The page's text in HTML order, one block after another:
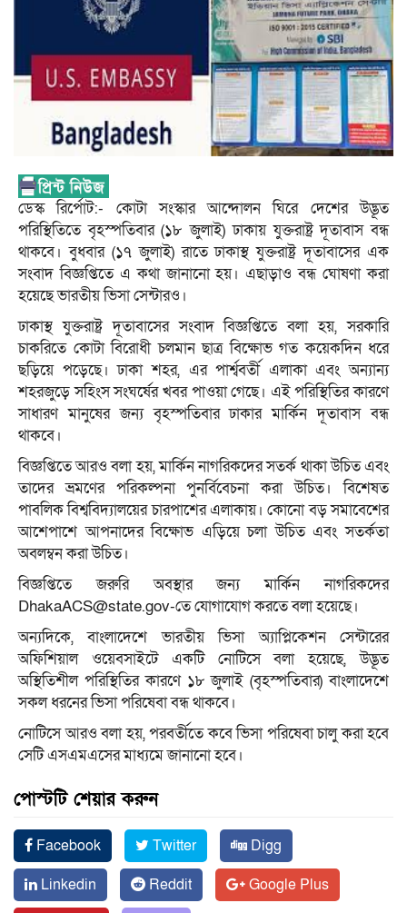
ডেস্ক রির্পোট:- কোটা সংস্কার আন্দোলন ঘিরে দেশের উদ্ভূত
পরিস্থিতিতে বৃহস্পতিবার (১৮ জুলাই) ঢাকায় যুক্তরাষ্ট্র দূতাবাস বন্ধ
থাকবে। বুধবার (১৭ জুলাই) রাতে ঢাকাস্থ যুক্তরাষ্ট্র দূতাবাসের এক
সংবাদ বিজ্ঞপ্তিতে এ কথা জানানো হয়। এছাড়াও বন্ধ ঘোষণা করা
হয়েছে ভারতীয় ভিসা সেন্টারও।
ঢাকাস্থ যুক্তরাষ্ট্র দূতাবাসের সংবাদ বিজ্ঞপ্তিতে বলা হয়, সরকারি
চাকরিতে কোটা বিরোধী চলমান ছাত্র বিক্ষোভ গত কয়েকদিন ধরে
ছড়িয়ে পড়েছে। ঢাকা শহর, এর পার্শ্ববর্তী এলাকা এবং অন্যান্য
শহরজুড়ে সহিংস সংঘর্ষের খবর পাওয়া গেছে। এই পরিস্থিতির কারণে
সাধারণ মানুষের জন্য বৃহস্পতিবার ঢাকার মার্কিন দূতাবাস বন্ধ
থাকবে।
বিজ্ঞপ্তিতে আরও বলা হয়, মার্কিন নাগরিকদের সতর্ক থাকা উচিত এবং
তাদের ভ্রমণের পরিকল্পনা পুনর্বিবেচনা করা উচিত। বিশেষত
পাবলিক বিশ্ববিদ্যালয়ের চারপাশের এলাকায়। কোনো বড় সমাবেশের
আশেপাশে আপনাদের বিক্ষোভ এড়িয়ে চলা উচিত এবং সতর্কতা
অবলম্বন করা উচিত।
বিজ্ঞপ্তিতে জরুরি অবস্থার জন্য মার্কিন নাগরিকদের
DhakaACS@state.gov-তে যোগাযোগ করতে বলা হয়েছে।
অন্যদিকে, বাংলাদেশে ভারতীয় ভিসা অ্যাপ্লিকেশন সেন্টারের
অফিশিয়াল ওয়েবসাইটে একটি নোটিসে বলা হয়েছে, উদ্ভূত
অস্থিতিশীল পরিস্থিতির কারণে ১৮ জুলাই (বৃহস্পতিবার) বাংলাদেশে
সকল ধরনের ভিসা পরিষেবা বন্ধ থাকবে।
নোটিসে আরও বলা হয়, পরবর্তীতে কবে ভিসা পরিষেবা চালু করা হবে
সেটি এসএমএসের মাধ্যমে জানানো হবে।
পোস্টটি শেয়ার করুন
Facebook Twitter
Digg
Linkedin
Reddit
Google Plus